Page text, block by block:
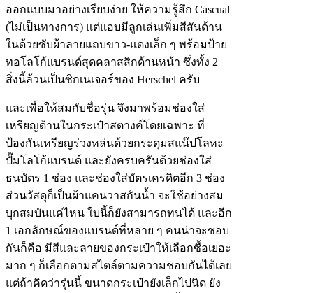
ออกแบบมาอย่างเรียบง่าย ให้ความรู้สึก Cascual
(ไม่เป็นทางการ) แต่แอบมีลูกเล่นเพิ่มสีสันด้าน
ในด้วยซับผ้าลายแถบขาว-แดงเล็ก ๆ พร้อมป้าย
ทอโลโก้แบรนด์สุดคลาสสิกด้านหน้า ซึ่งทั้ง 2
สิ่งนี้ล้วนเป็นซิกเนเจอร์ของ Herschel ครับ
และเพื่อให้สมกับชื่อรุ่น จึงมาพร้อมช่องใส่
เหรียญด้านในกระเป๋าสตางค์โดยเฉพาะ ที่
ป้องกันเหรียญร่วงหล่นด้วยกระดุมสแน๊ปโลหะ
ปั๊มโลโก้แบรนด์ และยังครบครันด้วยช่องใส่
ธนบัตร 1 ช่อง และช่องใส่บัตรเครดิตอีก 3 ช่อง
ส่วนวัสดุก็เป็นผ้าแคนวาสกันน้ำ จะใช้อย่างสม
บุกสมบันแค่ไหน ใบนี้ก็ยังสามารถทนได้ และอีก
1 เอกลักษณ์ของแบรนด์ที่หลาย ๆ คนน่าจะชอบ
กันก็คือ มีสีและลายของกระเป๋าให้เลือกซื้อเยอะ
มาก ๆ ก็เลือกตามสไตล์ตามความชอบกันได้เลย
แต่ถ้าคิดว่ารุ่นนี้ ขนาดกระเป๋ายังเล็กไปนิด ยัง